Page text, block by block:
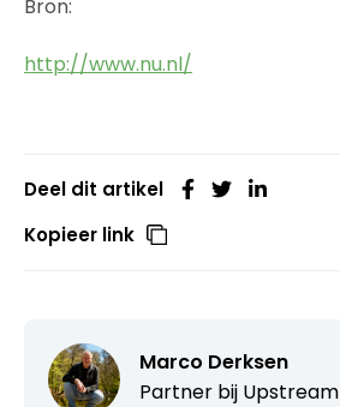
Bron:
http://www.nu.nl/
Deel dit artikel
Kopieer link
Marco Derksen
Partner bij Upstream